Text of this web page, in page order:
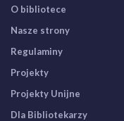
O bibliotece
Nasze strony
Regulaminy
Projekty
Projekty Unijne
Dla Bibliotekarzy